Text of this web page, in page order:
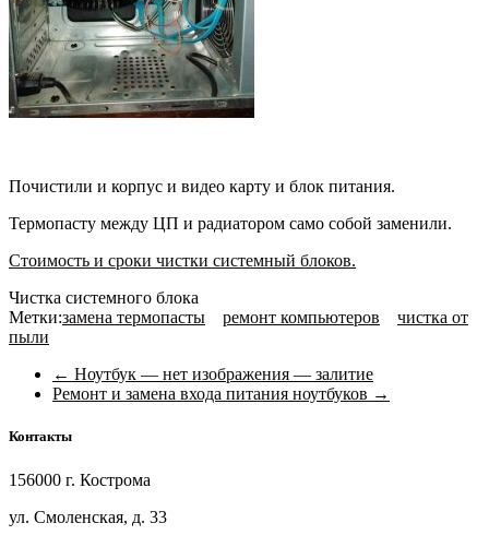
Почистили и корпус и видео карту и блок питания.
Термопасту между ЦП и радиатором само собой заменили.
Стоимость и сроки чистки системный блоков.
Чистка системного блока
Метки:замена термопасты ремонт компьютеров
чистка от
пыли
← Ноутбук — нет изображения — залитие
Ремонт и замена входа питания ноутбуков →
Контакты
156000 г. Кострома
ул. Смоленская, д. 33